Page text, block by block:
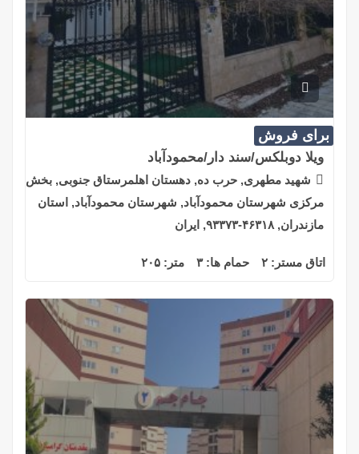
برای فروش
ویلا دوبلکس/سند دار/محمودآباد
شهید مطهری, حرب ده, دهستان اهلمرستاق جنوبی, بخش
مرکزی شهرستان محمودآباد, شهرستان محمودآباد, استان
مازندران, ۴۶۳۱۸-۹۳۳۷۳, ایران
اتاق مستر: ۲ حمام ها:۳ متر: ۲۰۵